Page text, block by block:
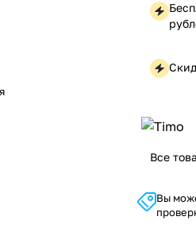
Все
Вы